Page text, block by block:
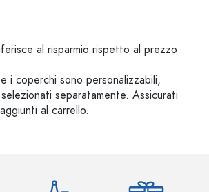
al risparmio rispetto al prezzo
i coperchi sono personalizzabili,
separatamente. Assicurati
al carrello.